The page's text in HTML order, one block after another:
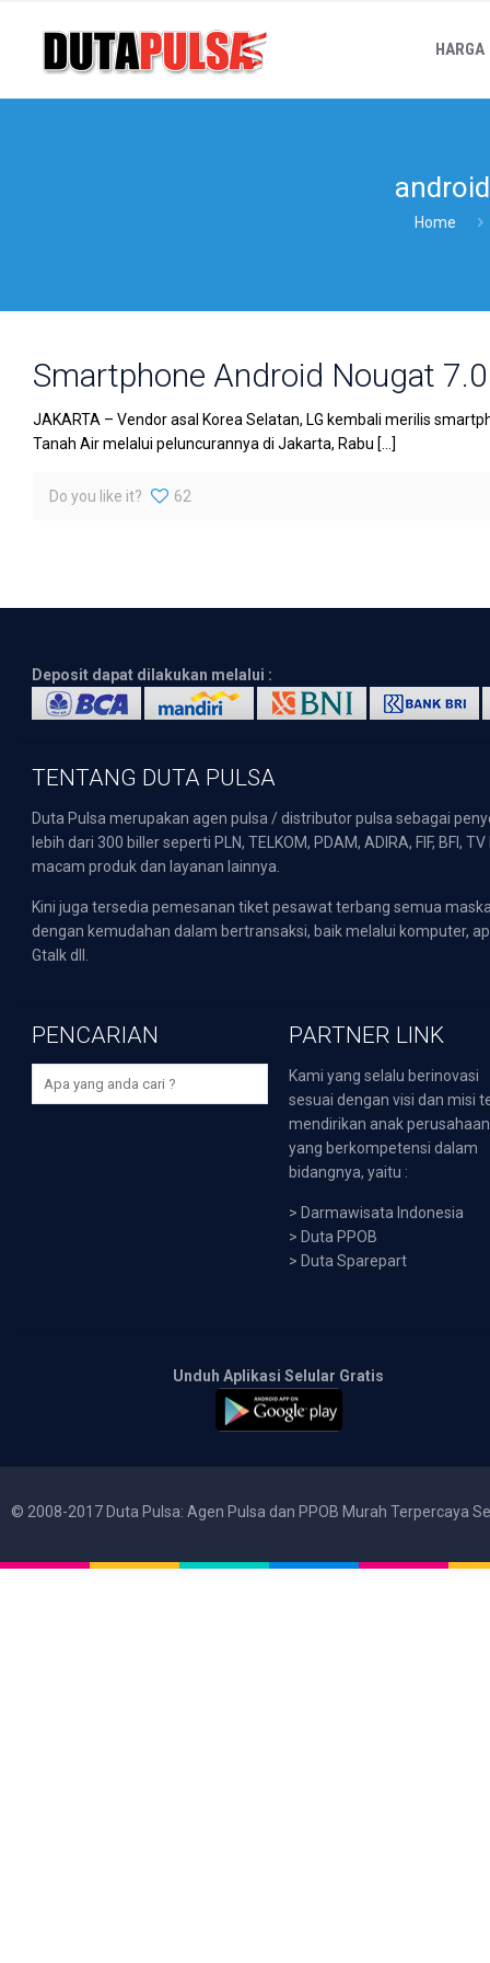
HARGA
Home
Smartphone Android Nougat
JAKARTA – Vendor asal Korea Selatan, LG kembali merilis
Tanah Air melalui peluncurannya di Jakarta, Rabu […]
Do you like it? 62
Deposit dapat dilakukan melalui :
TENTANG DUTA PULSA
Duta Pulsa merupakan agen pulsa / distributor pulsa sebagai
lebih dari 300 biller seperti PLN, TELKOM, PDAM, ADIRA, FIF,
macam produk dan layanan lainnya.
Kini juga tersedia pemesanan tiket pesawat terbang semua
dengan kemudahan dalam bertransaksi, baik melalui komputer,
Gtalk dll.
PENCARIAN PARTNER LINK
Kami yang selalu berinovasi
sesuai dengan visi dan misi
mendirikan anak perusahaan
yang berkompetensi dalam
bidangnya, yaitu :
> Darmawisata Indonesia
> Duta PPOB
> Duta Sparepart
Unduh Aplikasi Selular Gratis
© 2008-2017 Duta Pulsa: Agen Pulsa dan PPOB Murah Terpercaya